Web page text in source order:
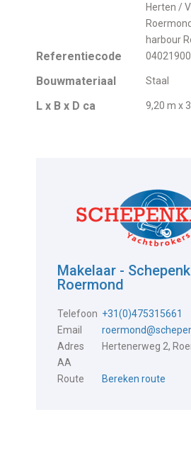
Herten /
harbour
Referentiecode
Bouwmateriaal Staal
L x B x D ca 9,20 m x
Makelaar -
Roermond
Telefoon +31(0)475315661
Email
Adres
Hertenerweg 2,
AA
Route
Bereken route